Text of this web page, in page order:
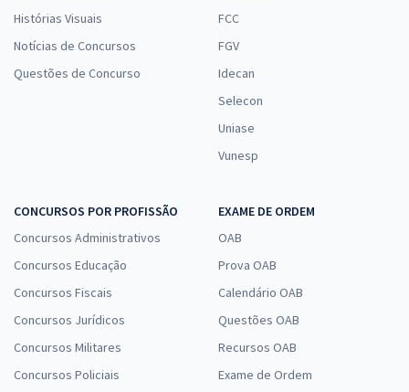
Histórias Visuais
Notícias de Concursos
Questões de Concurso
FCC
FGV
Idecan
Selecon
Uniase
Vunesp
CONCURSOS POR PROFISSÃO
Concursos Administrativos
Concursos Educação
Concursos Fiscais
Concursos Jurídicos
Concursos Militares
Concursos Policiais
EXAME DE ORDEM
OAB
Prova OAB
Calendário OAB
Questões OAB
Recursos OAB
Exame de Ordem